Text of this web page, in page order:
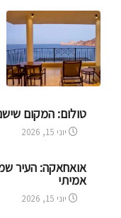
טולום: המקום
יוני 15, 2026
אואחאקה: העיר
אמיתי
יוני 15, 2026